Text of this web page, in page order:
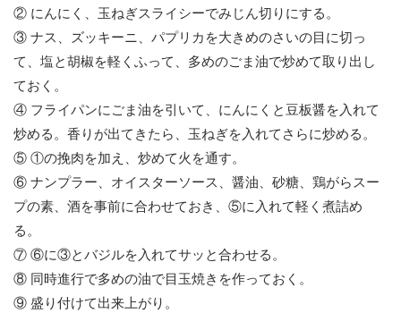
② にんにく、玉ねぎスライシーでみじん切りにする。
③ ナス、ズッキーニ、パプリカを大きめのさいの目に切っ
て、塩と胡椒を軽くふって、多めのごま油で炒めて取り出し
ておく。
④ フライパンにごま油を引いて、にんにくと豆板醤を入れて
炒める。香りが出てきたら、玉ねぎを入れてさらに炒める。
⑤ ①の挽肉を加え、炒めて火を通す。
⑥ ナンプラー、オイスターソース、醤油、砂糖、鶏がらスー
プの素、酒を事前に合わせておき、⑤に入れて軽く煮詰め
る。
⑦ ⑥に③とバジルを入れてサッと合わせる。
⑧ 同時進行で多めの油で目玉焼きを作っておく。
⑨ 盛り付けて出来上がり。